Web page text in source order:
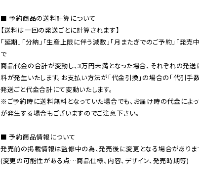
■ 予約商品の送料計算について
【送料は一回の発送ごとに計算されます】
「延期」「分納」「生産上限に伴う減数」「月またぎでのご予約」「発売
で
商品代金の合計が変動し、3万円未満となった場合、それぞれの発送
料が発生いたします。お支払い方法が「代金引換」の場合の「代引手
※ご予約時に送料無料となっていた場合でも、お届け時の代金によ
が発生する場合もございますのでご注意下さい。
■ 予約商品情報について
発売前の掲載情報は監修中の為、発売後に変更となる場合がありま
(変更の可能性がある点…商品仕様、内容、デザイン、発売時期等)